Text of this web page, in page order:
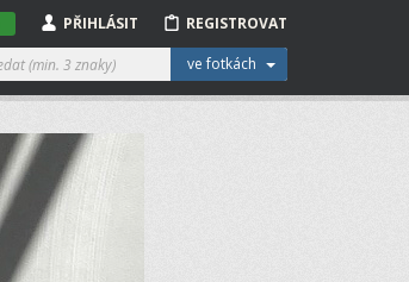
ve fotkách
REGISTROVAT
PŘIHLÁSIT